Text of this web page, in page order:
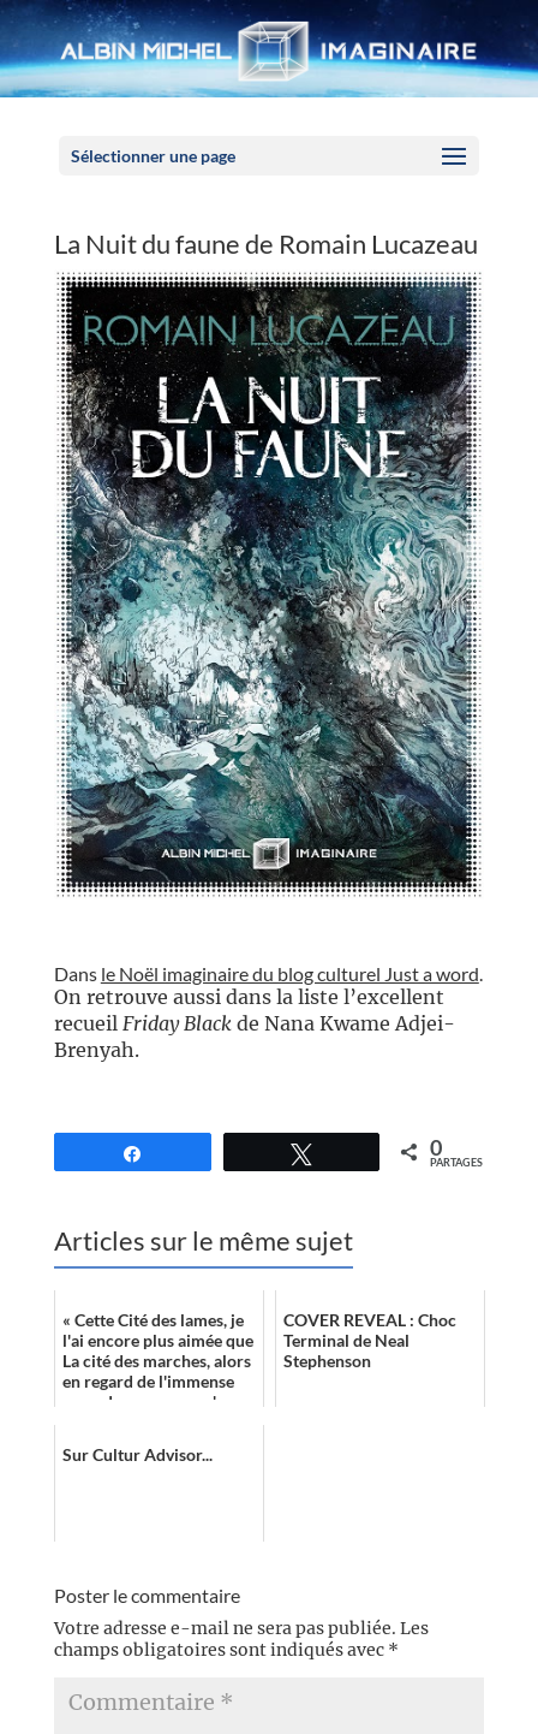
Sélectionner une page
La Nuit du faune de Romain Lucazeau
Dans le Noël imaginaire du blog culturel Just a word.
On retrouve aussi dans la liste l’excellent
recueil Friday Blackde Nana Kwame Adjei-
Brenyah.
0
PARTAGES
Articles sur le même sujet
« Cette Cité des lames, je
l'ai encore plus aimée que
La cité des marches, alors
en regard de l'immense
coup de cœur que m'a
COVER REVEAL : Choc
Terminal de Neal
Stephenson
Sur Cultur Advisor...
Poster le commentaire
Votre adresse e-mail ne sera pas publiée. Les
champs obligatoires sont indiqués avec *
Panneau de gestion des cookies